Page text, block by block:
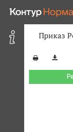
Приказ